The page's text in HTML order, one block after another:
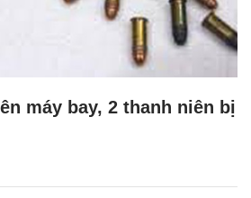
máy bay, 2 thanh niên bị